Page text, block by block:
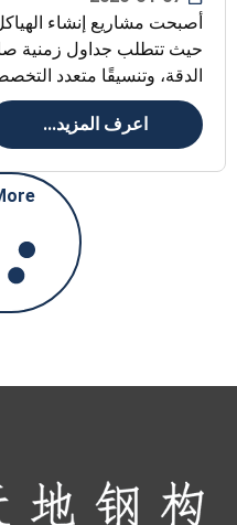
أصبحت مشاريع إنشاء الهياكل
حيث تتطلب جداول زمنية
الدقة، وتنسيقًا متعدد
اعرف المزيد...